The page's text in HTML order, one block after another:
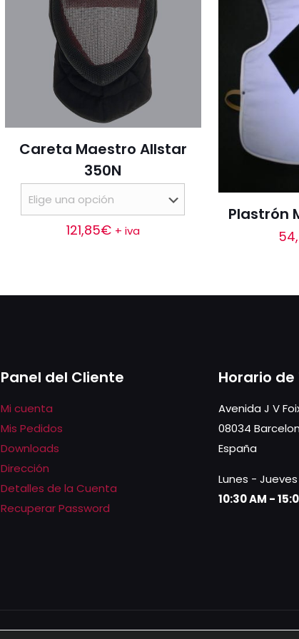
Careta Maestro Allstar
350N
121,85€ + iva
tiene
opciones
página
de
Plastrón
Panel del Cliente
Mi cuenta
Mis Pedidos
Downloads
Dirección
Detalles de la Cuenta
Recuperar Password
Horario
Avenida J V
08034
España
Lunes - Jueves
10:30 AM -